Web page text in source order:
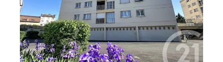
Appartement F5 à vendre
98 000 €
PERIGUEUX Idéalement situé dans la ville de